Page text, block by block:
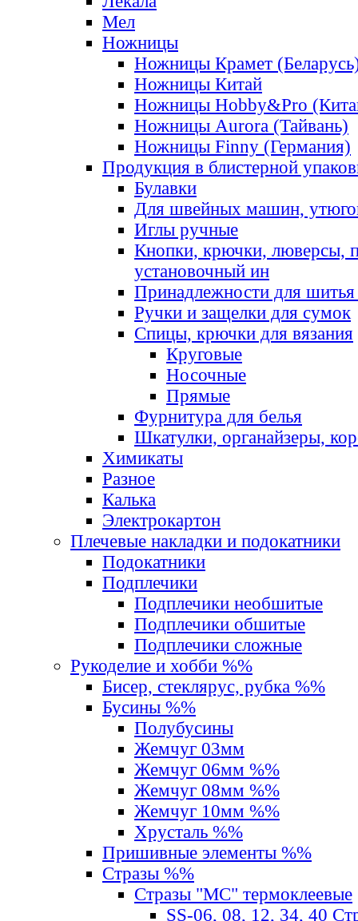
Мел
Ножницы
Ножницы Крамет
Ножницы Китай
Ножницы Hobby&Pro
Ножницы Aurora (Тайвань)
Ножницы Finny (Германия)
Продукция в блистерной
Булавки
Для швейных машин,
Иглы ручные
Кнопки, крючки, люверсы,
установочный ин
Принадлежности для шитья
Ручки и защелки для сумок
Спицы, крючки для вязания
Круговые
Носочные
Прямые
Фурнитура для белья
Шкатулки, органайзеры,
Химикаты
Разное
Калька
Электрокартон
Плечевые накладки и подокатники
Подокатники
Подплечики
Подплечики необшитые
Подплечики обшитые
Подплечики сложные
Рукоделие и хобби %%
Бисер, стеклярус, рубка %%
Бусины %%
Полубусины
Жемчуг 03мм
Жемчуг 06мм %%
Жемчуг 08мм %%
Жемчуг 10мм %%
Хрусталь %%
Пришивные элементы %%
Стразы %%
Стразы "MС" термоклеевые
SS-06, 08, 12, 34, 40